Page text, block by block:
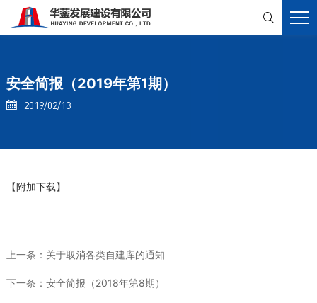

安全简报（2019年第1期）
 2019/02/13
【附加下载】
上一条： 关于取消各类自建库的通知
下一条： 安全简报（2018年第8期）